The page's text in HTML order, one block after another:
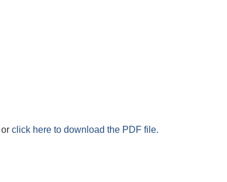
or click here to download the PDF file.